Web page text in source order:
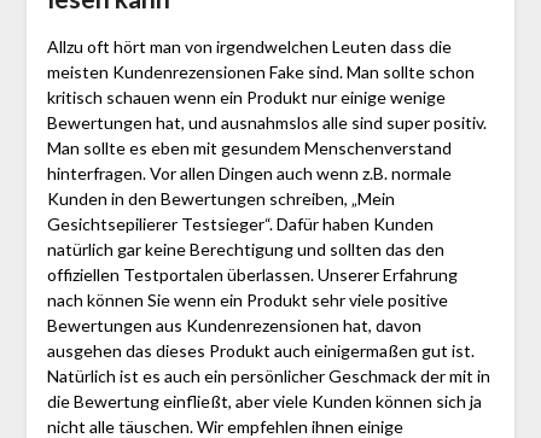
Allzu oft hört man von irgendwelchen Leuten dass die
meisten Kundenrezensionen Fake sind. Man sollte schon
kritisch schauen wenn ein Produkt nur einige wenige
Bewertungen hat, und ausnahmslos alle sind super positiv.
Man sollte es eben mit gesundem Menschenverstand
hinterfragen. Vor allen Dingen auch wenn z.B. normale
Kunden in den Bewertungen schreiben, „Mein
Gesichtsepilierer Testsieger“. Dafür haben Kunden
natürlich gar keine Berechtigung und sollten das den
offiziellen Testportalen überlassen. Unserer Erfahrung
nach können Sie wenn ein Produkt sehr viele positive
Bewertungen aus Kundenrezensionen hat, davon
ausgehen das dieses Produkt auch einigermaßen gut ist.
Natürlich ist es auch ein persönlicher Geschmack der mit in
die Bewertung einfließt, aber viele Kunden können sich ja
nicht alle täuschen. Wir empfehlen ihnen einige